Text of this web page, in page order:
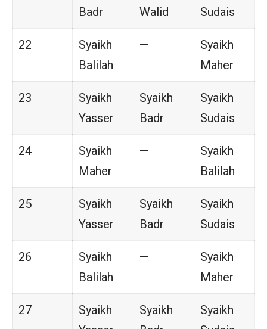
Badr
Walid
Sudais
22
Syaikh
Balilah
—
Syaikh
Maher
23
Syaikh
Yasser
Syaikh
Badr
Syaikh
Sudais
24
Syaikh
Maher
—
Syaikh
Balilah
25
Syaikh
Yasser
Syaikh
Badr
Syaikh
Sudais
26
Syaikh
Balilah
—
Syaikh
Maher
27
Syaikh
Syaikh
Syaikh